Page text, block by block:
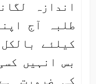
اندازہ
طلبہ آج
کیلئے
بس انہیں
کی ضرورت